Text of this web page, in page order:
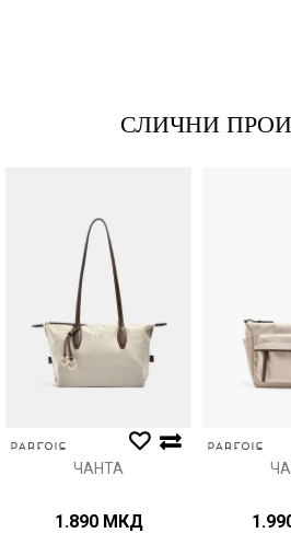
Анти спам заштита - пресметајте колку
СЛИЧНИ
ЧАНТА
1.890 МКД